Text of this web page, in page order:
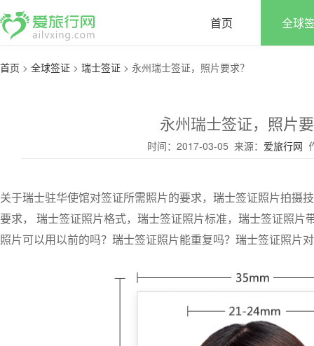
首页 全球
首页 > 全球签证 > 瑞士签证 > 永州瑞士签证，照片要求？
永州瑞士签证，照片
时间：2017-03-05 来源： 爱旅行网
关于瑞士驻华使馆对签证所需照片的要求，瑞士签证照片拍摄
要求， 瑞士签证照片格式，瑞士签证照片标准，瑞士签证照片
照片可以用以前的吗？瑞士签证照片能重复吗？瑞士签证照片